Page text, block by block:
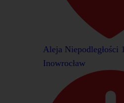
Aleja Niepodległości
Inowrocław